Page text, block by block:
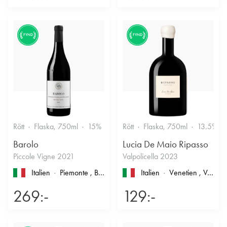
FYND
Rött Flaska, 750ml 15% Stramt & Nyanserat
Barolo
Piccole Vigne 2021
Italien
Piemonte , Barolo
269:-
FYND
Rött Flaska, 750ml 13.5%
Lucia De Maio Ripasso
Valpolicella 2023
Italien
Venetien , Valpolicella
129:-